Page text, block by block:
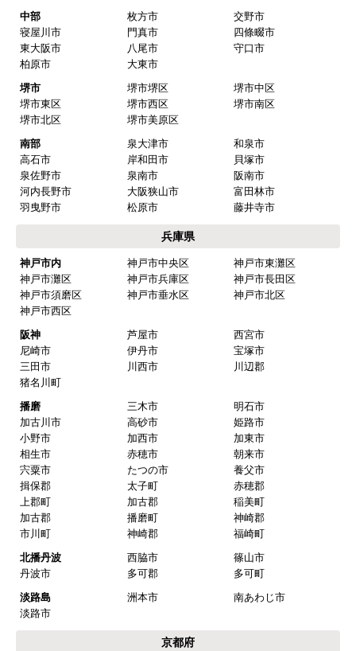
中部
枚方市
交野市
寝屋川市
門真市
四條畷市
東大阪市
八尾市
守口市
柏原市
大東市
堺市
堺市堺区
堺市中区
堺市東区
堺市西区
堺市南区
堺市北区
堺市美原区
南部
泉大津市
和泉市
高石市
岸和田市
貝塚市
泉佐野市
泉南市
阪南市
河内長野市
大阪狭山市
富田林市
羽曳野市
松原市 藤井寺市
兵庫県
神戸市内 神戸市中央区
神戸市東灘区
神戸市灘区
神戸市兵庫区
神戸市長田区
神戸市須磨区
神戸市垂水区
神戸市北区
神戸市西区
阪神
芦屋市
西宮市
尼崎市
伊丹市
宝塚市
三田市
川西市
川辺郡
猪名川町
播磨
三木市
明石市
加古川市
高砂市
姫路市
小野市
加西市
加東市
相生市
赤穂市
朝来市
宍粟市
たつの市
養父市
揖保郡
太子町
赤穂郡
上郡町
加古郡
稲美町
加古郡
播磨町
神崎郡
市川町
神崎郡
福崎町
北播丹波
西脇市
篠山市
丹波市
多可郡
多可町
淡路島
洲本市
南あわじ市
淡路市
京都府